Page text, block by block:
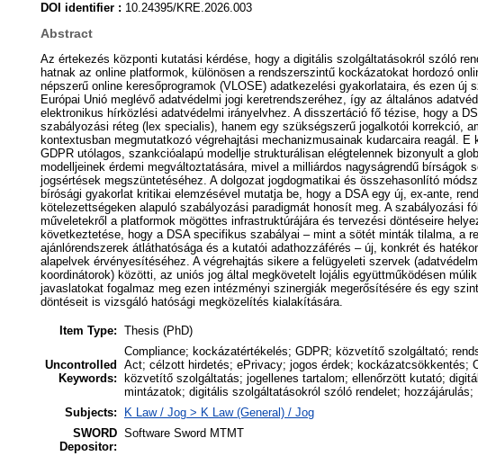
DOI identifier : 10.24395/KRE.2026.003
Abstract
Az értekezés központi kutatási kérdése, hogy a digitális szolgáltatásokról szóló
hatnak az online platformok, különösen a rendszerszintű kockázatokat hordozó
népszerű online keresőprogramok (VLOSE) adatkezelési gyakorlataira, és ezen új
Európai Unió meglévő adatvédelmi jogi keretrendszeréhez, így az általános
elektronikus hírközlési adatvédelmi irányelvhez. A disszertáció fő tézise, hogy a
szabályozási réteg (lex specialis), hanem egy szükségszerű jogalkotói korrekció,
kontextusban megmutatkozó végrehajtási mechanizmusainak kudarcaira reagál. E
GDPR utólagos, szankcióalapú modellje strukturálisan elégtelennek bizonyult a
modelljeinek érdemi megváltoztatására, mivel a milliárdos nagyságrendű bírságok
jogsértések megszüntetéséhez. A dolgozat jogdogmatikai és összehasonlító
bírósági gyakorlat kritikai elemzésével mutatja be, hogy a DSA egy új, ex-ante,
kötelezettségeken alapuló szabályozási paradigmát honosít meg. A szabályozási
műveletekről a platformok mögöttes infrastruktúrájára és tervezési döntéseire
következtetése, hogy a DSA specifikus szabályai – mint a sötét minták tilalma, a
ajánlórendszerek átláthatósága és a kutatói adathozzáférés – új, konkrét és
alapelvek érvényesítéséhez. A végrehajtás sikere a felügyeleti szervek
koordinátorok) közötti, az uniós jog által megkövetelt lojális együttműködésen
javaslatokat fogalmaz meg ezen intézményi szinergiák megerősítésére és egy
döntéseit is vizsgáló hatósági megközelítés kialakítására.
Item Type: Thesis (PhD)
Uncontrolled
Keywords:
Compliance; kockázatértékelés; GDPR; közvetítő szolgáltató;
Act; célzott hirdetés; ePrivacy; jogos érdek; kockázatcsökkentés;
közvetítő szolgáltatás; jogellenes tartalom; ellenőrzött kutató;
mintázatok; digitális szolgáltatásokról szóló rendelet; hozzájárulás;
Subjects:
K Law / Jog > K Law (General) / Jog
SWORD
Depositor:
Software Sword MTMT